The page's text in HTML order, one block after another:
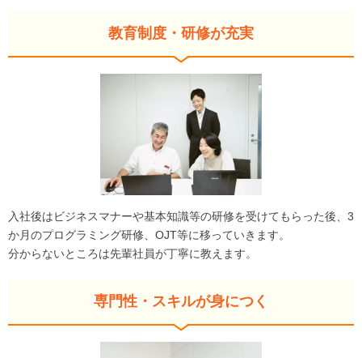
教育制度・研修が充実
入社後はビジネスマナーや基本知識等の研修を受けてもらった後、3
か月のプログラミング研修、OJT等に移っていきます。
分からないところは先輩社員が丁寧に教えます。
専門性・スキルが身につく